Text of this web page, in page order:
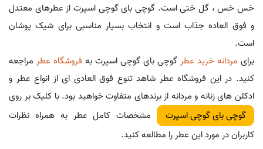
خس خس ، گل ختی است. گوچی بای گوچی اسپرت از عطرهای معتدل
و فوق العاده جذاب است و انتخاب بسیار مناسبی برای شیک پوشان
است.
برای مردانه خرید عطر گوچی بای گوچی اسپرت به فروشگاه عطر مراجعه
کنید. در این فروشگاه عطر شاهد تنوع فوق العادی ای از انواع عطر و
ادکلن های زنانه و مردانه از برندهای متفاوت خواهید بود. با کلیک بر روی
گوچی بای گوچی اسپرت
مشخصات کامل عطر به همراه نظرات
کاربران در مورد این عطر را مطالعه کنید.